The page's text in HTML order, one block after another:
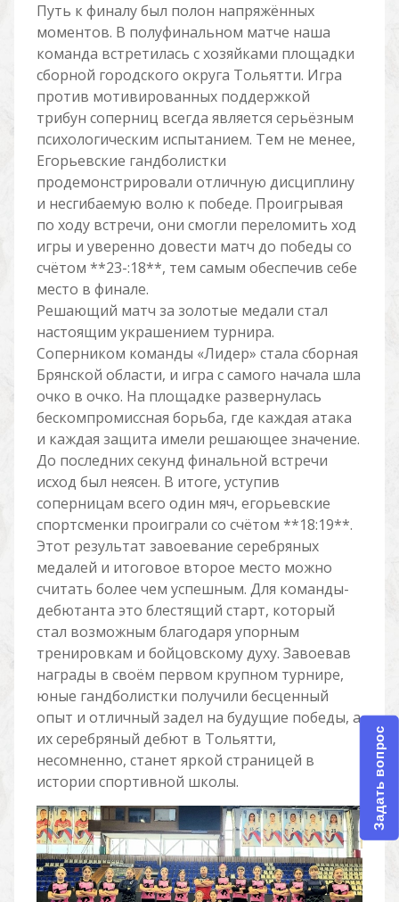
Путь к финалу был полон напряжённых
моментов. В полуфинальном матче наша
команда встретилась с хозяйками площадки
сборной городского округа Тольятти. Игра
против мотивированных поддержкой
трибун соперниц всегда является серьёзным
психологическим испытанием. Тем не менее,
Егорьевские гандболистки
продемонстрировали отличную дисциплину
и несгибаемую волю к победе. Проигрывая
по ходу встречи, они смогли переломить ход
игры и уверенно довести матч до победы со
счётом **23-:18**, тем самым обеспечив себе
место в финале.
Решающий матч за золотые медали стал
настоящим украшением турнира.
Соперником команды «Лидер» стала сборная
Брянской области, и игра с самого начала шла
очко в очко. На площадке развернулась
бескомпромиссная борьба, где каждая атака
и каждая защита имели решающее значение.
До последних секунд финальной встречи
исход был неясен. В итоге, уступив
соперницам всего один мяч, егорьевские
спортсменки проиграли со счётом **18:19**.
Этот результат завоевание серебряных
медалей и итоговое второе место можно
считать более чем успешным. Для команды-
дебютанта это блестящий старт, который
стал возможным благодаря упорным
тренировкам и бойцовскому духу. Завоевав
награды в своём первом крупном турнире,
юные гандболистки получили бесценный
опыт и отличный задел на будущие победы, а
их серебряный дебют в Тольятти,
несомненно, станет яркой страницей в
истории спортивной школы.
Задать вопрос